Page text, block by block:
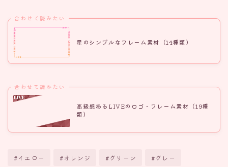
合わせて読みたい
星のシンプルなフレーム素材（14種類）
合わせて読みたい
高級感あるLIVEのロゴ・フレーム素材（19種
類）
#イエロー #オレンジ #グリーン #グレー